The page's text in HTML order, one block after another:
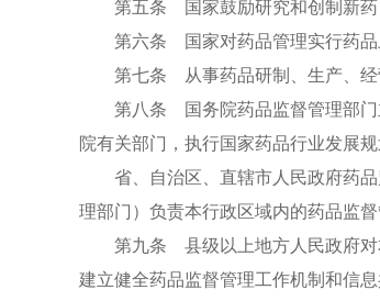
第五条 国家鼓励研究和创制新药，
第六条 国家对药品管理实行药品上
第七条 从事药品研制、生产、经营
第八条 国务院药品监督管理部门主
院有关部门，执行国家药品行业发展规
省、自治区、直辖市人民政府药品
理部门）负责本行政区域内的药品监
第九条 县级以上地方人民政府对本
建立健全药品监督管理工作机制和信息